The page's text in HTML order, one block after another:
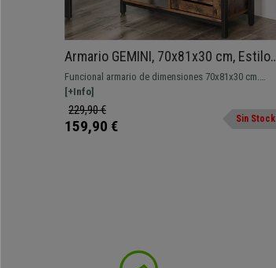
Armario GEMINI, 70x81x30 cm, Estilo
Industrial, en Metal y Madera, Color
Marrón
Funcional armario de dimensiones 70x81x30 cm.
Diseño de estilo industrial con mucha capacidad de
almacenaje.
[+Info]
229,90 €
159,90 € Sin Stock